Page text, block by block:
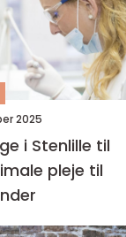
2025
i Stenlille til
pleje til